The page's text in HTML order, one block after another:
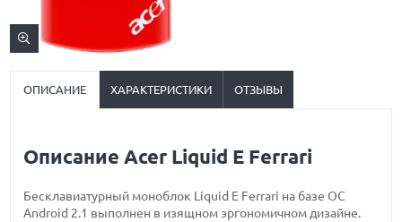
ОПИСАНИЕ ХАРАКТЕРИСТИКИ ОТЗЫВЫ
Описание Acer Liquid E Ferrari
Бесклавиатурный моноблок Liquid E Ferrari на базе ОС
Android 2.1 выполнен в изящном эргономичном дизайне.